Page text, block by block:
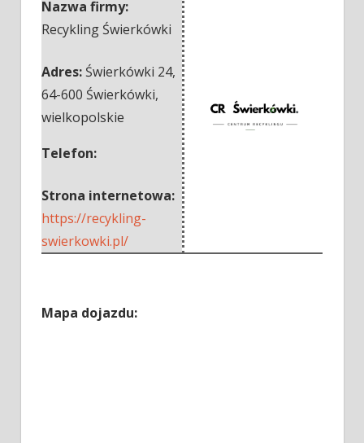
Nazwa firmy:
Recykling Świerkówki
Adres: Świerkówki 24,
64-600 Świerkówki,
wielkopolskie
Telefon:
Strona internetowa:
https://recykling-
swierkowki.pl/
Mapa dojazdu: